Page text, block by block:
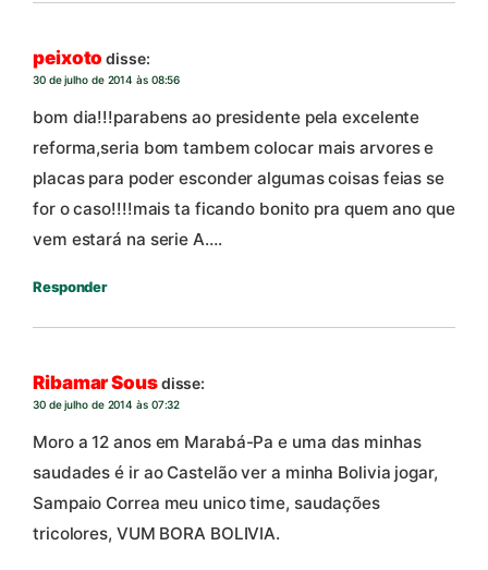
peixoto disse:
30 de julho de 2014 às 08:56
bom dia!!!parabens ao presidente pela excelente
reforma,seria bom tambem colocar mais arvores e
placas para poder esconder algumas coisas feias se
for o caso!!!!mais ta ficando bonito pra quem ano que
vem estará na serie A….
Responder
Ribamar Sousdisse:
30 de julho de 2014 às 07:32
Moro a 12 anos em Marabá-Pa e uma das minhas
saudades é ir ao Castelão ver a minha Bolivia jogar,
Sampaio Correa meu unico time, saudações
tricolores, VUM BORA BOLIVIA.